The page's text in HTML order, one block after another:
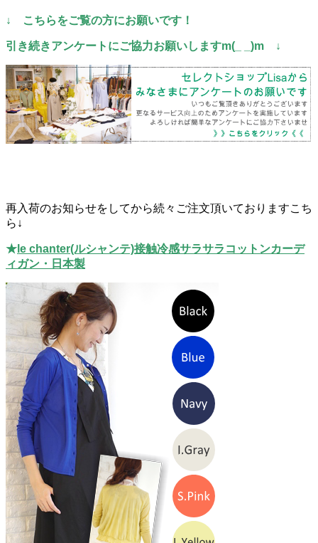
↓ こちらをご覧の方にお願いです！
引き続きアンケートにご協力お願いしますm(_ _)m ↓
再入荷のお知らせをしてから続々ご注文頂いておりますこち
ら↓
★ le chanter(ルシャンテ)接触冷感サラサラコットンカーデ
ィガン・日本製